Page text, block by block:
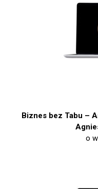
Biznes bez Tabu –
o